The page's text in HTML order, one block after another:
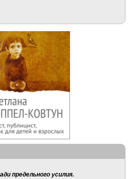
предельного усилия.